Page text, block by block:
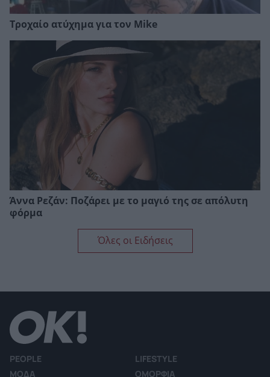
Τροχαίο ατύχημα για τον Mike
Άννα Ρεζάν: Ποζάρει με το μαγιό της σε απόλυτη
φόρμα
Όλες οι Ειδήσεις
PEOPLE
LIFESTYLE
ΜΟΔΑ
ΟΜΟΡΦΙΑ